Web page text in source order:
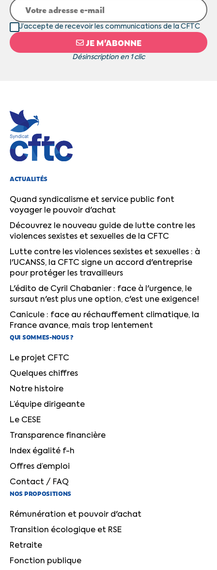
JE M’ABONNE
Désinscription en 1 clic
J’accepte de recevoir les communications de la CFTC
ACTUALITÉS
Quand syndicalisme et service public font
voyager le pouvoir d'achat
Découvrez le nouveau guide de lutte contre les
violences sexistes et sexuelles de la CFTC
Lutte contre les violences sexistes et sexuelles : à
l'UCANSS, la CFTC signe un accord d'entreprise
pour protéger les travailleurs
L'édito de Cyril Chabanier : face à l'urgence, le
sursaut n'est plus une option, c'est une exigence!
Canicule : face au réchauffement climatique, la
France avance, mais trop lentement
QUI SOMMES-NOUS ?
Le projet CFTC
Quelques chiffres
Notre histoire
L’équipe dirigeante
Le CESE
Transparence financière
Index égalité f-h
Offres d’emploi
Contact / FAQ
NOS PROPOSITIONS
Rémunération et pouvoir d'achat
Transition écologique et RSE
Retraite
Fonction publique